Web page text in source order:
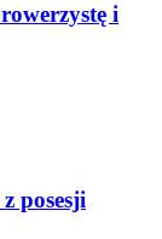
i
posesji